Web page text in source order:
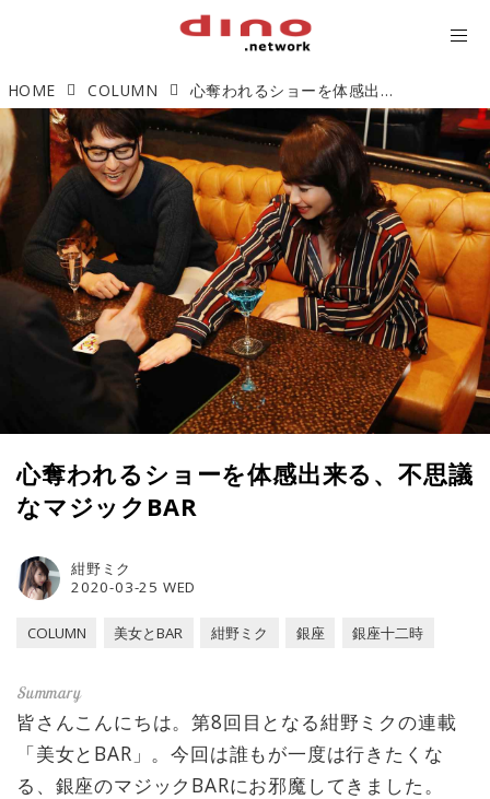
HOME COLUMN 心奪われるショーを体感出来る、不思議なマジックBAR
心奪われるショーを体感出来る、不思議
なマジックBAR
2020-03-25 WED
紺野ミク
COLUMN 美女とBAR 紺野ミク 銀座 銀座十二時
皆さんこんにちは。第8回目となる紺野ミクの連載
「美女とBAR」。今回は誰もが一度は行きたくな
る、銀座のマジックBARにお邪魔してきました。